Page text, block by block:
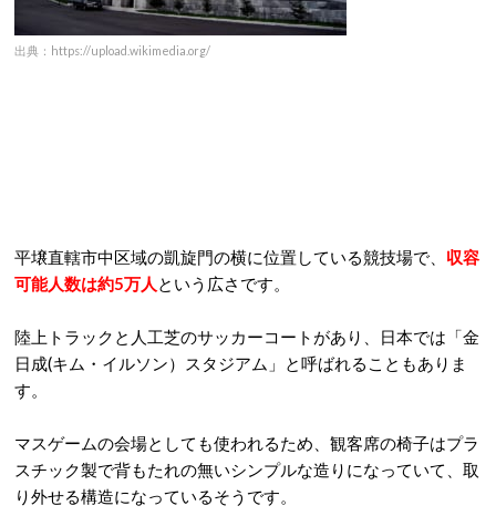
出典：https://upload.wikimedia.org/
平壌直轄市中区域の凱旋門の横に位置している競技場で、 収容
可能人数は約5万人 という広さです。
陸上トラックと人工芝のサッカーコートがあり、日本では「金
日成(キム・イルソン）スタジアム」と呼ばれることもありま
す。
マスゲームの会場としても使われるため、観客席の椅子はプラ
スチック製で背もたれの無いシンプルな造りになっていて、取
り外せる構造になっているそうです。